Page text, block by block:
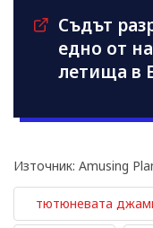
Съдът
едно от
летища в
Източник: Amusing
тютюневата